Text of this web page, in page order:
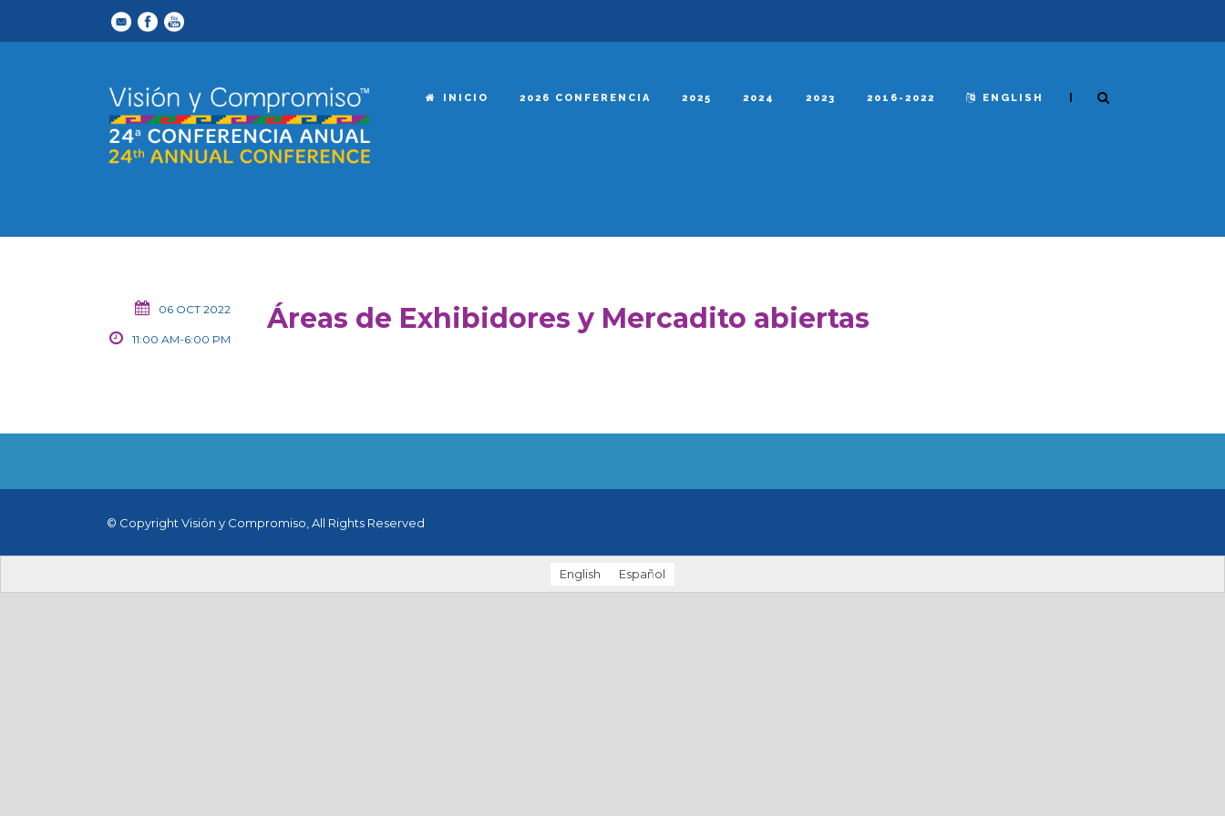
INICIO 2026 CONFERENCIA 2025 2024 2023 2016-2022 ENGLISH |
06 OCT 2022
11:00 AM-6:00 PM
Áreas de Exhibidores y Mercadito abiertas
© Copyright Visión y Compromiso, All Rights Reserved
English Español